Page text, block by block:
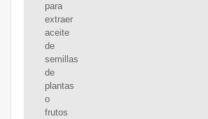
para
extraer
aceite
de
semillas
de
plantas
o
frutos